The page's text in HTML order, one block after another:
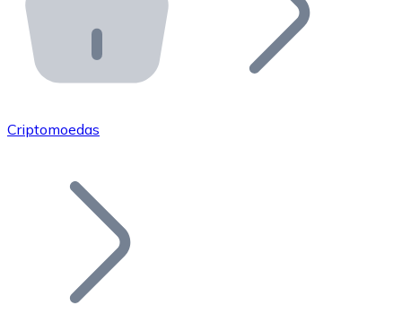
API Bitnovo
Integre nossa API no seu ecossistema.
Junte-se à nossa rede de revendedores e comercialize
Adicione o token do seu projeto ao nosso serviço de
Criptomoedas